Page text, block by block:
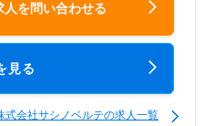
人を問い合わせる
見る
式会社サシノベルテの求人一覧